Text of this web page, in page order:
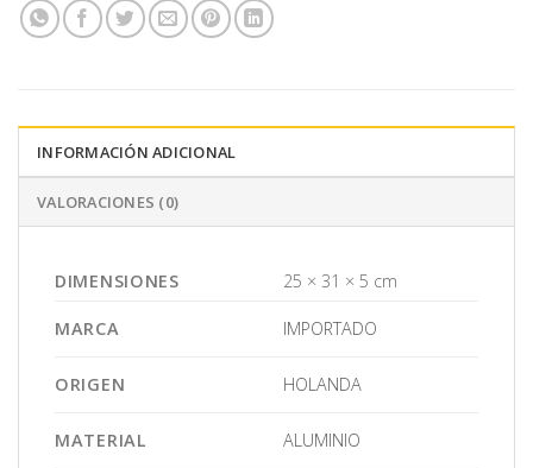
INFORMACIÓN ADICIONAL
VALORACIONES (0)
DIMENSIONES 25 × 31 × 5 cm
MARCA IMPORTADO
ORIGEN HOLANDA
MATERIAL ALUMINIO